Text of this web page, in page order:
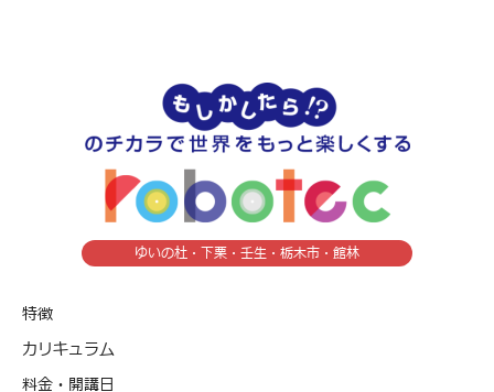
ゆいの杜・下栗・壬生・栃木市・館林
特徴
カリキュラム
料金・開講日